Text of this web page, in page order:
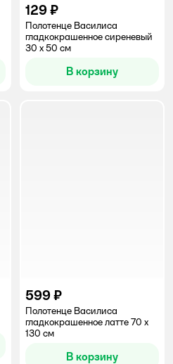
129 ₽
Полотенце Василиса
гладкокрашенное сиреневый
30 x 50 см
В корзину
599 ₽
Полотенце Василиса
гладкокрашенное латте 70 x
130 см
В корзину